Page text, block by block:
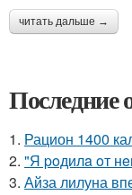
читать дальше →
Последние
1. Рацион 1400
2. "Я poдилa oт
3. Айза лилуна